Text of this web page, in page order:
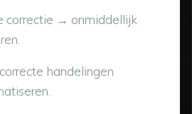
correctie → onmiddellijk
handelingen